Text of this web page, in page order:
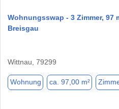
Wohnungsswap - 3 Zimmer, 97
Breisgau
Wittnau, 79299
Wohnung ca. 97,00 m²